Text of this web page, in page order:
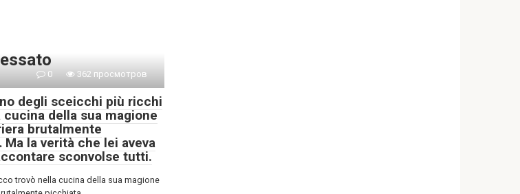
0 362 просмотров
degli sceicchi più ricchi
della sua magione
brutalmente
la verità che lei aveva
sconvolse tutti.
trovò nella cucina della sua magione